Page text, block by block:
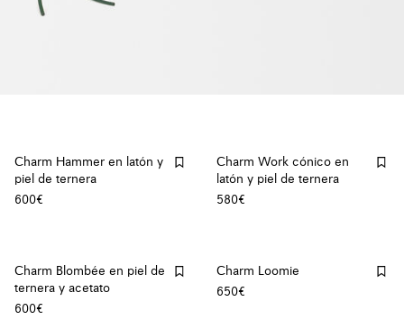
Charm Hammer en latón y
piel de ternera
600€
Charm Work cónico en
latón y piel de ternera
580€
Charm Blombée en piel de
ternera y acetato
600€
Charm Loomie
650€